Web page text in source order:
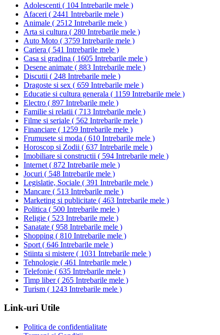
Adolescenti ( 104 Intrebarile mele )
Afaceri ( 2441 Intrebarile mele )
Animale ( 2512 Intrebarile mele )
Arta si cultura ( 280 Intrebarile mele )
Auto Moto ( 3759 Intrebarile mele )
Cariera ( 541 Intrebarile mele )
Casa si gradina ( 1605 Intrebarile mele )
Desene animate ( 883 Intrebarile mele )
Discutii ( 248 Intrebarile mele )
Dragoste si sex ( 659 Intrebarile mele )
Educatie si cultura generala ( 1159 Intrebarile mele )
Electro ( 897 Intrebarile mele )
Familie si relatii ( 713 Intrebarile mele )
Filme si seriale ( 562 Intrebarile mele )
Financiare ( 1259 Intrebarile mele )
Frumusete si moda ( 610 Intrebarile mele )
Horoscop si Zodii ( 637 Intrebarile mele )
Imobiliare si constructii ( 594 Intrebarile mele )
Internet ( 872 Intrebarile mele )
Jocuri ( 548 Intrebarile mele )
Legislatie, Sociale ( 391 Intrebarile mele )
Mancare ( 513 Intrebarile mele )
Marketing si publicitate ( 463 Intrebarile mele )
Politica ( 500 Intrebarile mele )
Religie ( 523 Intrebarile mele )
Sanatate ( 958 Intrebarile mele )
Shopping ( 810 Intrebarile mele )
Sport ( 646 Intrebarile mele )
Stiinta si mistere ( 1031 Intrebarile mele )
Tehnologie ( 461 Intrebarile mele )
Telefonie ( 635 Intrebarile mele )
Timp liber( 265 Intrebarile mele )
Turism ( 1243 Intrebarile mele )
Link-uri Utile
Politica de confidentialitate